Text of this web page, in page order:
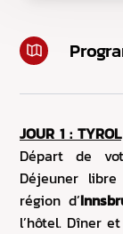
JOUR 1 : TYROL
Départ de
Déjeuner
région d’
l’hôtel. Dîner